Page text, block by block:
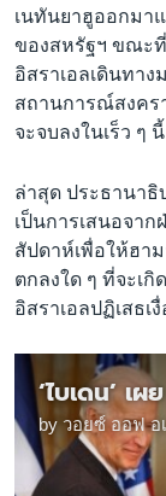
เนทันยาฮูออกมา
ของสหรัฐฯ ขณะ
อิสราเอลเดินทาง
สถานการณ์สงคร
จะจบลงในเร็ว ๆ นี้
ล่าสุด ประธานาธิ
เป็นการเสนอจาก
สัปดาห์เพื่อให้ฮา
ตกลงใด ๆ ที่จะเ
อิสราเอลปฏิเสธ
by วอยซ์ ออฟ อ
No